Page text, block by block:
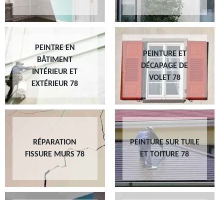
PEINTRE EN
BÂTIMENT
INTÉRIEUR ET
EXTÉRIEUR 78
PEINTURE ET
DÉCAPAGE DE
VOLET 78
RÉPARATION
FISSURE MURS 78
PEINTURE SUR TUILE
ET TOITURE 78